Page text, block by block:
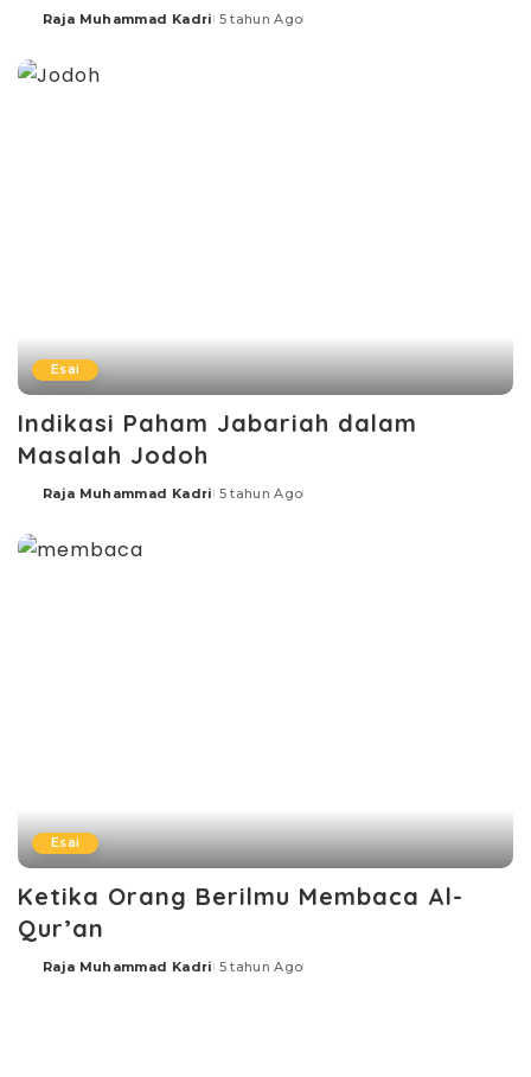
Posted
Raja Muhammad Kadri 5 tahun Ago
Esai
Indikasi Paham Jabariah dalam
Masalah Jodoh
Posted
Raja Muhammad Kadri 5 tahun Ago
Esai
Ketika Orang Berilmu Membaca Al-
Qur’an
Posted
Raja Muhammad Kadri 5 tahun Ago